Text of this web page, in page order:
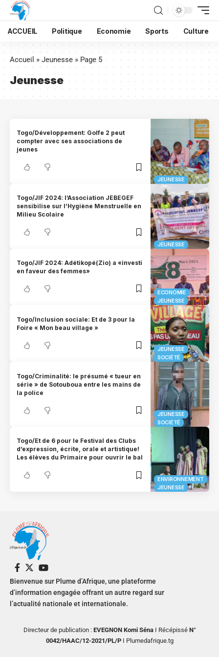
ACCUEIL Politique Economie Sports Culture
Accueil »Jeunesse » Page 5
Jeunesse
JEUNESSE
Togo/Développement: Golfe 2 peut
compter avec ses associations de
jeunes
JEUNESSE
Togo/JIF 2024: l’Association JEBEGEF
sensibilise sur l’Hygiène Menstruelle en
Milieu Scolaire
ECONOMIE
JEUNESSE
Togo/JIF 2024: Adétikopé(Zio) a «investi
en faveur des femmes»
JEUNESSE
SOCIÉTÉ
Togo/Inclusion sociale: Et de 3 pour la
Foire « Mon beau village »
JEUNESSE
SOCIÉTÉ
Togo/Criminalité: le présumé « tueur en
série » de Sotouboua entre les mains de
la police
ENVIRONNEMENT
JEUNESSE
Togo/Et de 6 pour le Festival des Clubs
d’expression, écrite, orale et artistique!
Les élèves du Primaire pour ouvrir le bal
Bienvenue sur Plume d’Afrique, une plateforme
d’information engagée offrant un autre regard sur
l’actualité nationale et internationale.
Directeur de publication : EVEGNON Komi SénaI RécépisséN°
0042/HAAC/12-2021/PL/PI Plumedafrique.tg